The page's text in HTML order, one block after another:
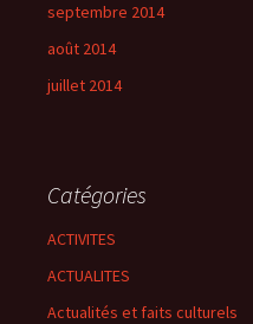
septembre 2014
août 2014
juillet 2014
Catégories
ACTIVITES
ACTUALITES
Actualités et faits culturels